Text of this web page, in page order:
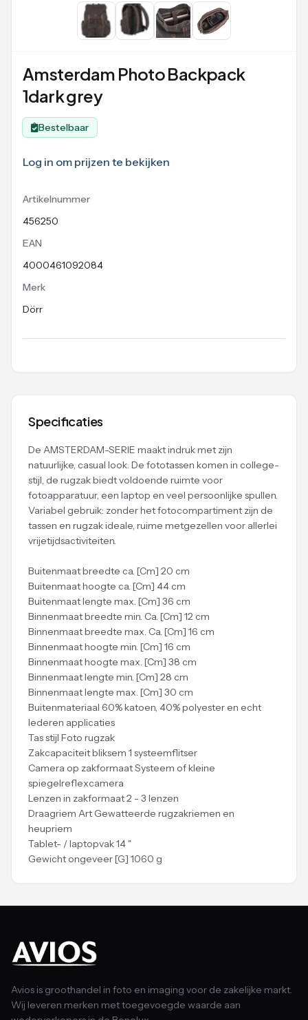
Amsterdam Photo Backpack
1dark grey
Bestelbaar
Log in om prijzen te bekijken
Artikelnummer
456250
EAN
4000461092084
Merk
Dörr
Specificaties
De AMSTERDAM-SERIE maakt indruk met zijn
natuurlijke, casual look. De fototassen komen in college-
stijl, de rugzak biedt voldoende ruimte voor
fotoapparatuur, een laptop en veel persoonlijke spullen.
Variabel gebruik: zonder het fotocompartiment zijn de
tassen en rugzak ideale, ruime metgezellen voor allerlei
vrijetijdsactiviteiten.
Buitenmaat breedte ca. [Cm] 20 cm
Buitenmaat hoogte ca. [Cm] 44 cm
Buitenmaat lengte max. [Cm] 36 cm
Binnenmaat breedte min. Ca. [Cm] 12 cm
Binnenmaat breedte max. Ca. [Cm] 16 cm
Binnenmaat hoogte min. [Cm] 16 cm
Binnenmaat hoogte max. [Cm] 38 cm
Binnenmaat lengte min. [Cm] 28 cm
Binnenmaat lengte max. [Cm] 30 cm
Buitenmateriaal 60% katoen, 40% polyester en echt
lederen applicaties
Tas stijl Foto rugzak
Zakcapaciteit bliksem 1 systeemflitser
Camera op zakformaat Systeem of kleine
spiegelreflexcamera
Lenzen in zakformaat 2 - 3 lenzen
Draagriem Art Gewatteerde rugzakriemen en
heupriem
Tablet- / laptopvak 14 "
Gewicht ongeveer [G] 1060 g
Avios is groothandel in foto en imaging voor de zakelijke markt.
Wij leveren merken met toegevoegde waarde aan